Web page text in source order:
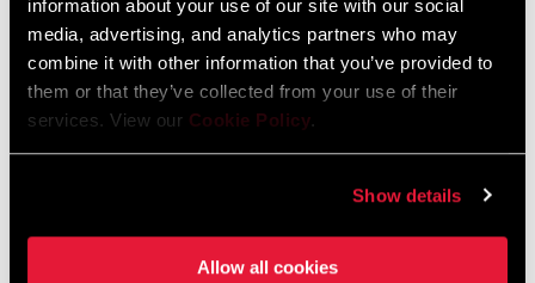
information about your use of our site with our social
media, advertising, and analytics partners who may
combine it with other information that you’ve provided to
them or that they’ve collected from your use of their
services. View our Cookie Policy.
Show details
Allow all cookies
den Zustand deiner Bremsbeläge. Wenn die Gesamtdicke des
Belags mit Trägerplatte weniger als 3 mm beträgt, ist es an der
Zeit, die Beläge zu tauschen. Suche die richtigen Beläge für deinen
Bremssattel in unseremErsatzteilkatalog
dick genug sein, überprüfe die Bewegung der Kolben mittels des
Verfahrens zur Belagnachstellung (siehe oben). Überprüfe auch
deine Bremsleitungen, um sicher zu gehen, dass sie nirgends